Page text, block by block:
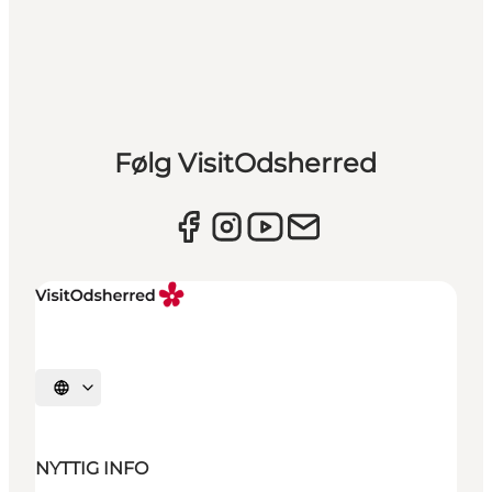
Følg VisitOdsherred
Vælg sprog
NYTTIG INFO